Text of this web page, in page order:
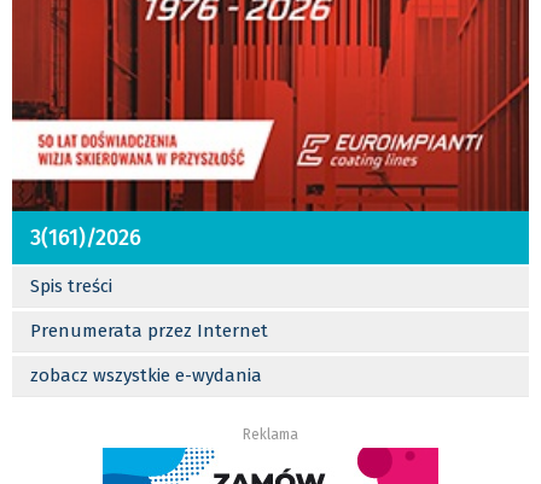
3(161)/2026
Spis treści
Prenumerata przez Internet
zobacz wszystkie e-wydania
Reklama